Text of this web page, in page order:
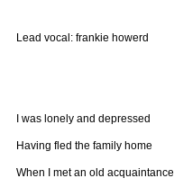
Lead vocal: frankie howerd
I was lonely and depressed
Having fled the family home
When I met an old acquaintance